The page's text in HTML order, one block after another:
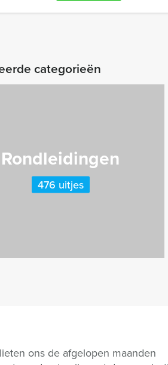
categorieën
Rondleidingen
476 uitjes
ons de afgelopen maanden